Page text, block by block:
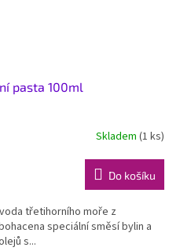
pasta 100ml
Skladem (1 ks)
Do košíku
třetihorního moře z
speciální směsí bylin a
s...